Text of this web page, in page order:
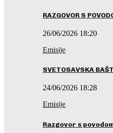
RAZGOVOR S
26/06/2026 18:20
Emisije
SVETOSAVSKA
24/06/2026 18:28
Emisije
Razgovor s